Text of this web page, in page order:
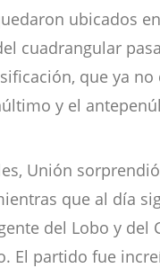
ubicados
cuadrangular
que ya
y el
Unión
que al día
del Lobo y del
El partido fue